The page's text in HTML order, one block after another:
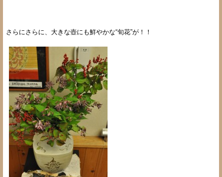
さらにさらに、大きな壺にも鮮やかな“旬花”が！！